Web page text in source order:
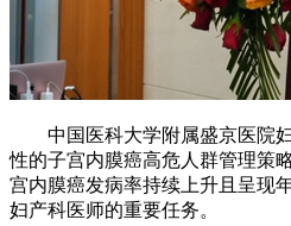
中国医科大学附属盛京医院妇
性的子宫内膜癌高危人群管理策
宫内膜癌发病率持续上升且呈现
妇产科医师的重要任务。